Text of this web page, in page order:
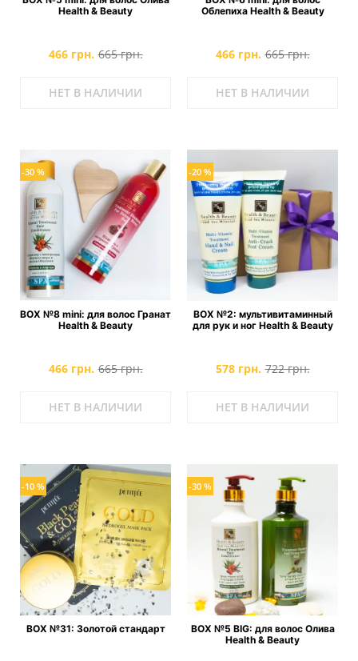
Health & Beauty
466 грн. 665 грн.
НЕТ В НАЛИЧИИ
Облепиха Health & Beauty
466 грн. 665 грн.
НЕТ В НАЛИЧИИ
-30 %
BOX №8 mini: для волос Гранат
Health & Beauty
466 грн. 665 грн.
НЕТ В НАЛИЧИИ
-20 %
BOX №2: мультивитаминный
для рук и ног Health & Beauty
578 грн. 722 грн.
НЕТ В НАЛИЧИИ
-10 %
BOX №31: Золотой стандарт
-30 %
BOX №5 BIG: для волос Олива
Health & Beauty